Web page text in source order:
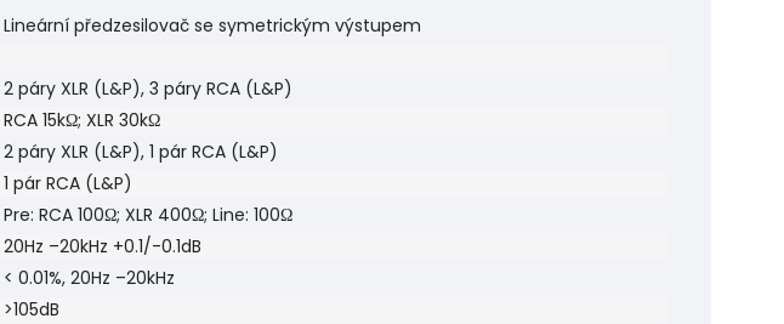
Lineární předzesilovač se symetrickým výstupem
2 páry XLR (L&P), 3 páry RCA (L&P)
RCA 15kΩ; XLR 30kΩ
2 páry XLR (L&P), 1 pár RCA (L&P)
1 pár RCA (L&P)
Pre: RCA 100Ω; XLR 400Ω; Line: 100Ω
20Hz –20kHz +0.1/-0.1dB
< 0.01%, 20Hz –20kHz
>105dB